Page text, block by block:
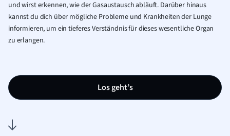
und wirst erkennen, wie der Gasaustausch abläuft. Darüber hinaus
kannst du dich über mögliche Probleme und Krankheiten der Lunge
informieren, um ein tieferes Verständnis für dieses wesentliche Organ
zu erlangen.
Los geht’s